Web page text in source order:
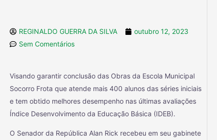
REGINALDO GUERRA DA SILVA
outubro 12, 2023
Sem Comentários
Visando garantir conclusão das Obras da Escola Municipal
Socorro Frota que atende mais 400 alunos das séries iniciais
e tem obtido melhores desempenho nas últimas avaliações
Índice Desenvolvimento da Educação Básica (IDEB).
O Senador da República Alan Rick recebeu em seu gabinete